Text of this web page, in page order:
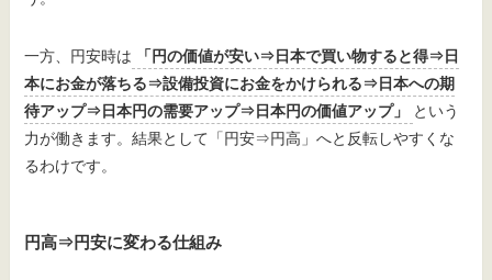
一方、円安時は
「円の価値が安い⇒日本で買い物すると得⇒日
本にお金が落ちる⇒設備投資にお金をかけられる⇒日本への期
待アップ⇒日本円の需要アップ⇒日本円の価値アップ」
という
力が働きます。結果として「円安⇒円高」へと反転しやすくな
るわけです。
円高⇒円安に変わる仕組み